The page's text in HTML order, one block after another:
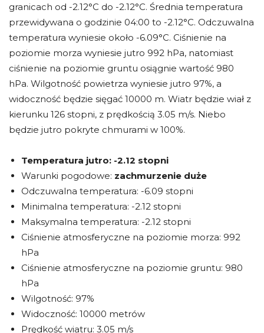
granicach od -2.12°C do -2.12°C. Średnia temperatura
przewidywana o godzinie 04:00 to -2.12°C. Odczuwalna
temperatura wyniesie około -6.09°C. Ciśnienie na
poziomie morza wyniesie jutro 992 hPa, natomiast
ciśnienie na poziomie gruntu osiągnie wartość 980
hPa. Wilgotność powietrza wyniesie jutro 97%, a
widoczność będzie sięgać 10000 m. Wiatr będzie wiał z
kierunku 126 stopni, z prędkością 3.05 m/s. Niebo
będzie jutro pokryte chmurami w 100%.
Temperatura jutro: -2.12 stopni
Warunki pogodowe: zachmurzenie duże
Odczuwalna temperatura: -6.09 stopni
Minimalna temperatura: -2.12 stopni
Maksymalna temperatura: -2.12 stopni
Ciśnienie atmosferyczne na poziomie morza: 992
hPa
Ciśnienie atmosferyczne na poziomie gruntu: 980
hPa
Wilgotność: 97%
Widoczność: 10000 metrów
Prędkość wiatru: 3.05 m/s